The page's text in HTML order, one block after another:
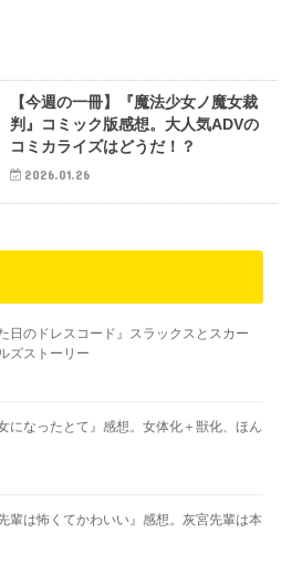
【今週の一冊】『魔法少女ノ魔女裁
判』コミック版感想。大人気ADVの
コミカライズはどうだ！？
2026.01.26
日のドレスコード』スラックスとスカー
ズストーリー
になったとて』感想。女体化＋獣化、ほん
輩は怖くてかわいい』感想。灰宮先輩は本